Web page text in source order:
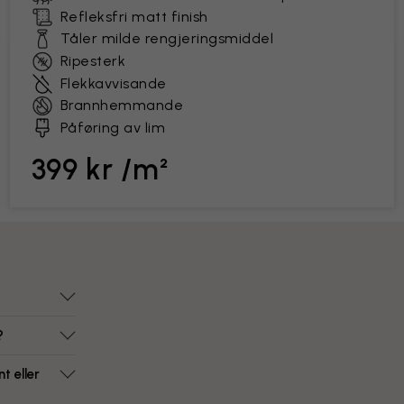
Refleksfri matt finish
Tåler milde rengjeringsmiddel
Ripesterk
Flekkavvisande
Brannhemmande
Påføring av lim
399 kr /m²
eller